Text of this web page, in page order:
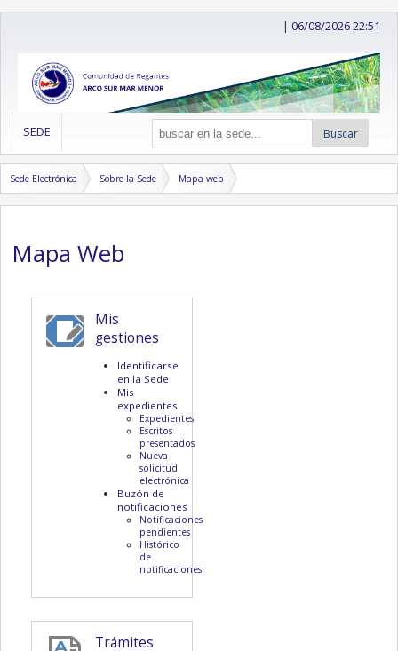
|06/08/2026 22:51
SEDE Buscar
Sede Electrónica Sobre la Sede Mapa web
Mapa Web
Mis
gestiones
Identificarse
en la Sede
Mis
expedientes
Expedientes
Escritos
presentados
Nueva
solicitud
electrónica
Buzón de
notificaciones
Notificaciones
pendientes
Histórico
de
notificaciones
Trámites